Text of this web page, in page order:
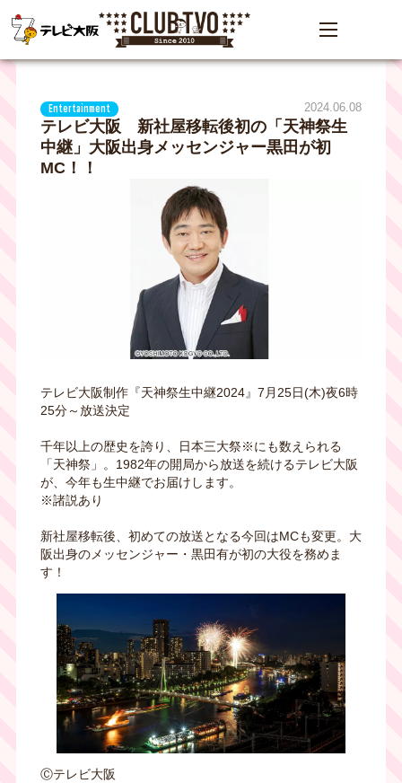
Entertainment 2024.06.08
テレビ大阪 新社屋移転後初の「天神祭生
中継」大阪出身メッセンジャー黒田が初
MC！！
テレビ大阪制作『天神祭生中継2024』7月25日(木)夜6時
25分～放送決定
千年以上の歴史を誇り、日本三大祭※にも数えられる
「天神祭」。1982年の開局から放送を続けるテレビ大阪
が、今年も生中継でお届けします。
※諸説あり
新社屋移転後、初めての放送となる今回はMCも変更。大
阪出身のメッセンジャー・黒田有が初の大役を務めま
す！
Ⓒテレビ大阪